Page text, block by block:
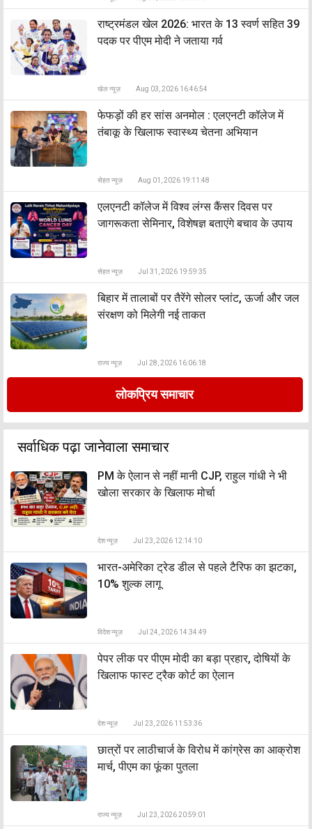
राष्ट्रमंडल खेल 2026: भारत के 13 स्वर्ण सहित 39
पदक पर पीएम मोदी ने जताया गर्व
खेल न्यूज़ Aug 03, 2026 16:46:54
फेफड़ों की हर सांस अनमोल : एलएनटी कॉलेज में
तंबाकू के खिलाफ स्वास्थ्य चेतना अभियान
सेहत न्यूज़ Aug 01, 2026 19:11:48
एलएनटी कॉलेज में विश्व लंग्स कैंसर दिवस पर
जागरूकता सेमिनार, विशेषज्ञ बताएंगे बचाव के उपाय
सेहत न्यूज़ Jul 31, 2026 19:59:35
बिहार में तालाबों पर तैरेंगे सोलर प्लांट, ऊर्जा और जल
संरक्षण को मिलेगी नई ताकत
राज्य न्यूज़ Jul 28, 2026 16:06:18
लोकप्रिय समाचार
सर्वाधिक पढ़ा जानेवाला समाचार
PM के ऐलान से नहीं मानी CJP, राहुल गांधी ने भी
खोला सरकार के खिलाफ मोर्चा
देश न्यूज़ Jul 23, 2026 12:14:10
भारत-अमेरिका ट्रेड डील से पहले टैरिफ का झटका,
10% शुल्क लागू
विदेश न्यूज़ Jul 24, 2026 14:34:49
पेपर लीक पर पीएम मोदी का बड़ा प्रहार, दोषियों के
खिलाफ फास्ट ट्रैक कोर्ट का ऐलान
देश न्यूज़ Jul 23, 2026 11:53:36
छात्रों पर लाठीचार्ज के विरोध में कांग्रेस का आक्रोश
मार्च, पीएम का फूंका पुतला
राज्य न्यूज़ Jul 23, 2026 20:59:01